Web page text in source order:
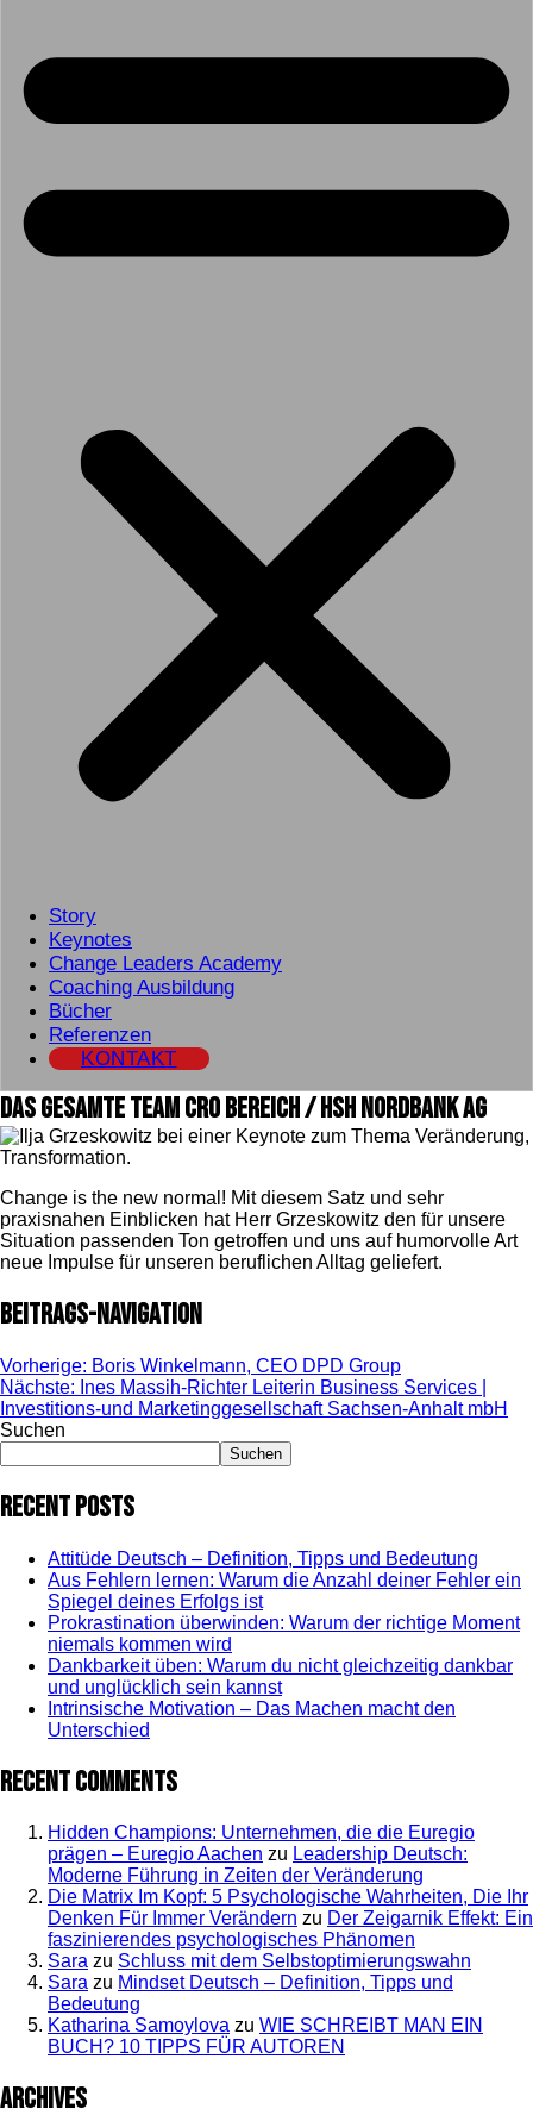
Story
Keynotes
Change Leaders Academy
Coaching Ausbildung
Bücher
Referenzen
KONTAKT
Das gesamte Team CRO Bereich / HSH Nordbank AG
Change is the new normal! Mit diesem Satz und sehr
praxisnahen Einblicken hat Herr Grzeskowitz den für unsere
Situation passenden Ton getroffen und uns auf humorvolle Art
neue Impulse für unseren beruflichen Alltag geliefert.
Beitrags-Navigation
Vorherige: Boris Winkelmann, CEO DPD Group
Nächste: Ines Massih-Richter Leiterin Business Services |
Investitions-und Marketinggesellschaft Sachsen-Anhalt mbH
Suchen
Suchen
Recent Posts
Attitüde Deutsch – Definition, Tipps und Bedeutung
Aus Fehlern lernen: Warum die Anzahl deiner Fehler ein
Spiegel deines Erfolgs ist
Prokrastination überwinden: Warum der richtige Moment
niemals kommen wird
Dankbarkeit üben: Warum du nicht gleichzeitig dankbar
und unglücklich sein kannst
Intrinsische Motivation – Das Machen macht den
Unterschied
Recent Comments
Hidden Champions: Unternehmen, die die Euregio
prägen – Euregio Aachen zu Leadership Deutsch:
Moderne Führung in Zeiten der Veränderung
Die Matrix Im Kopf: 5 Psychologische Wahrheiten, Die Ihr
Denken Für Immer Verändern zu Der Zeigarnik Effekt: Ein
faszinierendes psychologisches Phänomen
Sara zu Schluss mit dem Selbstoptimierungswahn
Sara zu Mindset Deutsch – Definition, Tipps und
Bedeutung
Katharina Samoylova zu WIE SCHREIBT MAN EIN
BUCH? 10 TIPPS FÜR AUTOREN
Archives